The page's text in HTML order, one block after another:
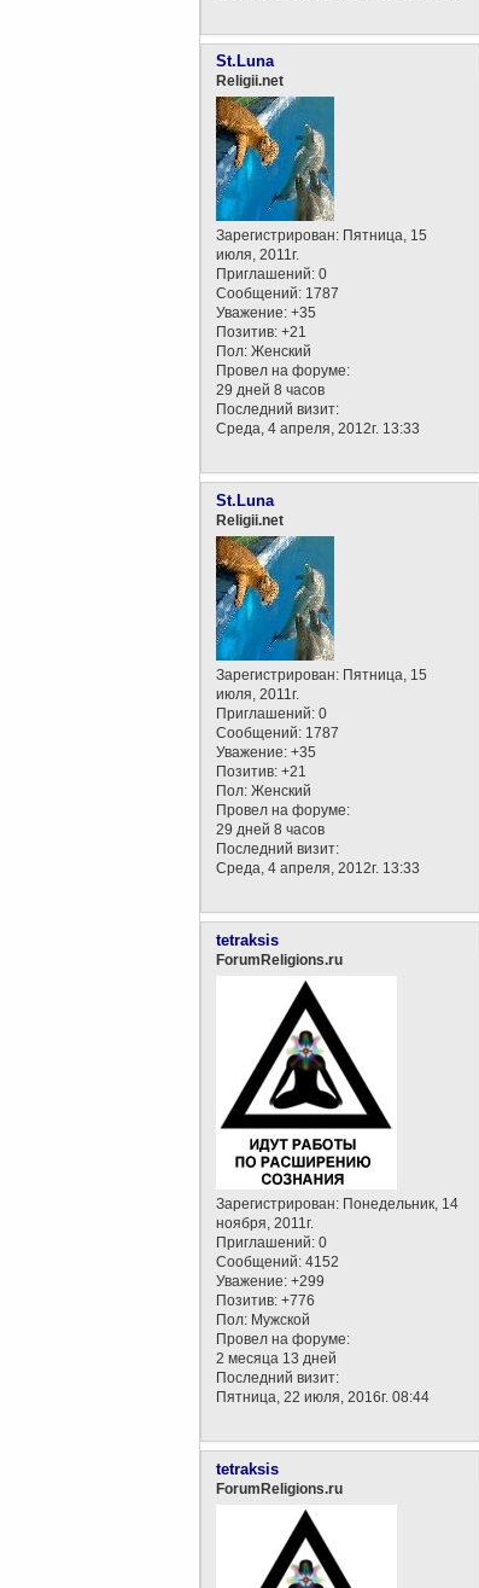
St.Luna
Religii.net
Зарегистрирован: Пятница, 15
июля, 2011г.
Приглашений: 0
Сообщений: 1787
Уважение: +35
Позитив: +21
Пол: Женский
Провел на форуме:
29 дней 8 часов
Последний визит:
Среда, 4 апреля, 2012г. 13:33
St.Luna
Religii.net
Зарегистрирован: Пятница, 15
июля, 2011г.
Приглашений: 0
Сообщений: 1787
Уважение: +35
Позитив: +21
Пол: Женский
Провел на форуме:
29 дней 8 часов
Последний визит:
Среда, 4 апреля, 2012г. 13:33
tetraksis
ForumReligions.ru
Зарегистрирован: Понедельник, 14
ноября, 2011г.
Приглашений: 0
Сообщений: 4152
Уважение: +299
Позитив: +776
Пол: Мужской
Провел на форуме:
2 месяца 13 дней
Последний визит:
Пятница, 22 июля, 2016г. 08:44
tetraksis
ForumReligions.ru